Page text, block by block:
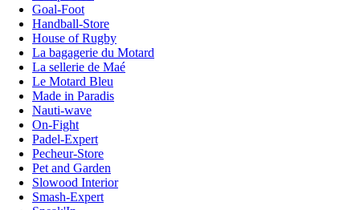
Goal-Foot
Handball-Store
House of Rugby
La bagagerie du Motard
La sellerie de Maé
Le Motard Bleu
Made in Paradis
Nauti-wave
On-Fight
Padel-Expert
Pecheur-Store
Pet and Garden
Slowood Interior
Smash-Expert